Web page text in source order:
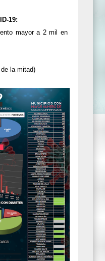
19:
mayor a 2 mil en
la mitad)